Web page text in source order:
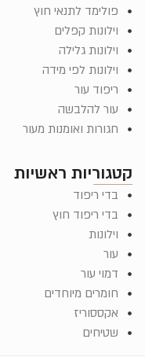
קטגוריות ראשיות
בדי ריפוד
בדי ריפוד חוץ
וילונות
עור
דמוי עור
חומרים מיוחדים
אקססוריז
שטיחים
פולימד לתנאי חוץ
וילונות קפלים
וילונות גלילה
וילונות לפי מידה
ריפוד עור
עור להלבשה
חגורות ואומנות מעור